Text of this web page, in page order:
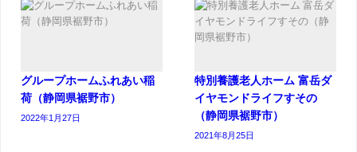
グループホームふれあい稲
荷（静岡県裾野市）
2022年1月27日
特別養護老人ホーム 富岳ダ
イヤモンドライフすその
（静岡県裾野市）
2021年8月25日